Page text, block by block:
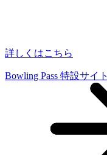
詳しくはこちら
Bowling Pass 特設サイト